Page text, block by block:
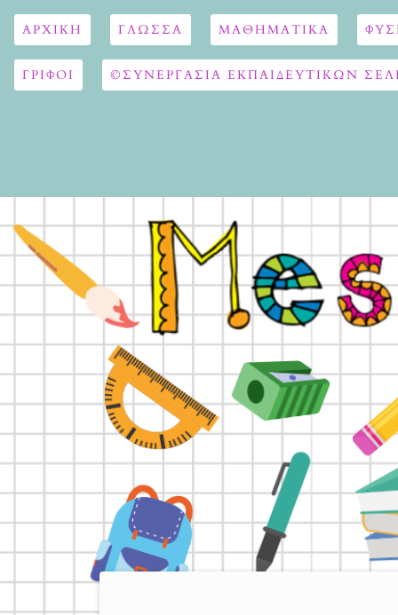
ΑΡΧΙΚΉ ΓΛΏΣΣΑ ΜΑΘΗΜΑΤΙΚΆ
ΓΡΙΦΟΙ ©ΣΥΝΕΡΓΑΣΙΑ ΕΚΠΑΙΔΕΥΤΙΚΩΝ